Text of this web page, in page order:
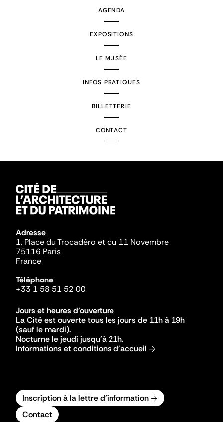
AGENDA
EXPOSITIONS
LE MUSÉE
INFOS PRATIQUES
BILLETTERIE
CONTACT
Adresse
1, Place du Trocadéro et du 11 Novembre
75116 Paris
France
Téléphone
+33 1 58 51 52 00
Jours et heures d'ouverture
La Cité est ouverte tous les jours de 11h à 19h
(sauf le mardi).
Nocturne le jeudi jusqu'à 21h.
Informations et conditions d'accueil
Inscription à la lettre d'information
Contact